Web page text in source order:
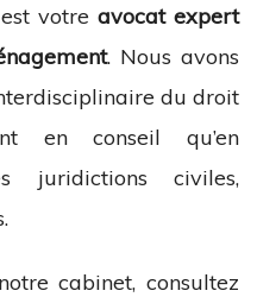
votreavocat expert
. Nous avons
du droit
en conseil qu’en
juridictions civiles,
cabinet, consultez